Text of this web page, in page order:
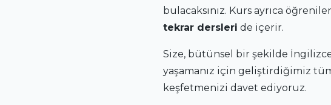
bulacaksınız. Kurs ayrıca
tekrar dersleri de içerir.
Size, bütünsel bir şekilde
yaşamanız için geliştirdiğimiz
keşfetmenizi davet ediyoruz.